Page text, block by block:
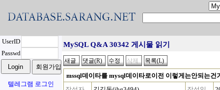
UserID
Passwd
텔레그램 로그인
MySQL Q&A 30342 게시물 읽기
mssql데이타를 mysql데이타로이전 이렇게는안되는건